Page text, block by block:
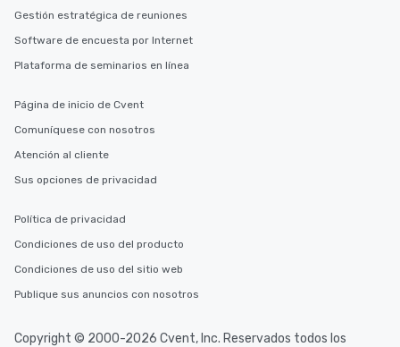
Gestión estratégica de reuniones
Software de encuesta por Internet
Plataforma de seminarios en línea
Página de inicio de Cvent
Comuníquese con nosotros
Atención al cliente
Sus opciones de privacidad
Política de privacidad
Condiciones de uso del producto
Condiciones de uso del sitio web
Publique sus anuncios con nosotros
Copyright © 2000-2026 Cvent, Inc. Reservados todos los